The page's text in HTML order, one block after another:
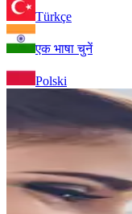
Türkçe
एक भाषा चुनें
Polski